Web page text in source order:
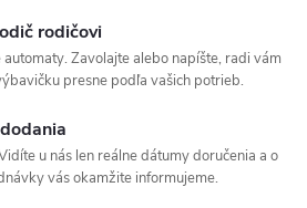
rodičovi
Zavolajte alebo napíšte, radi vám
presne podľa vašich potrieb.
u nás len reálne dátumy doručenia a o
vás okamžite informujeme.